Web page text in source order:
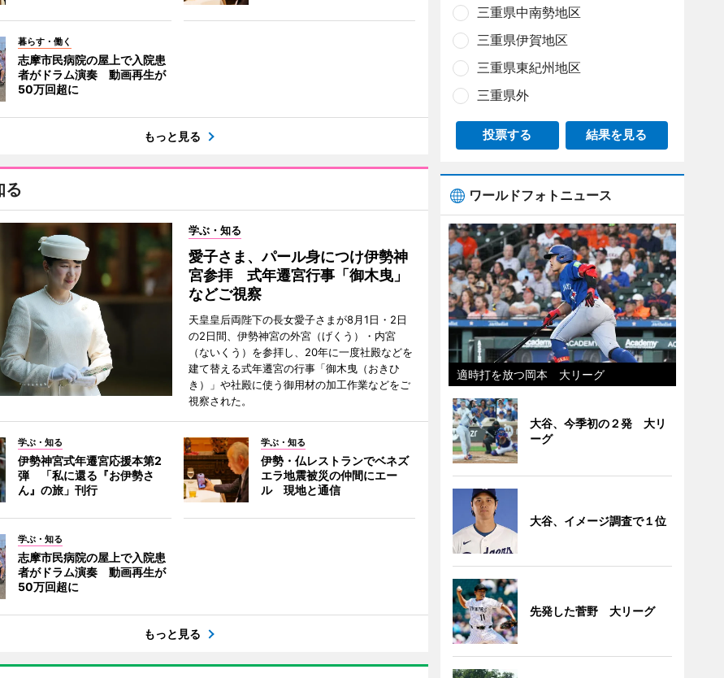
暮らす・働く
志摩市民病院の屋上で入院患
者がドラム演奏 動画再生が
50万回超に
もっと見る
る
学ぶ・知る
愛子さま、パール身につけ伊勢神
宮参拝 式年遷宮行事「御木曳」
などご視察
天皇皇后両陛下の長女愛子さまが8月1日・2日
の2日間、伊勢神宮の外宮（げくう）・内宮
（ないくう）を参拝し、20年に一度社殿などを
建て替える式年遷宮の行事「御木曳（おきひ
き）」や社殿に使う御用材の加工作業などをご
視察された。
学ぶ・知る
伊勢神宮式年遷宮応援本第2
弾 「私に還る『お伊勢さ
ん』の旅」刊行
学ぶ・知る
伊勢・仏レストランでベネズ
エラ地震被災の仲間にエー
ル 現地と通信
学ぶ・知る
志摩市民病院の屋上で入院患
者がドラム演奏 動画再生が
50万回超に
もっと見る
三重県中南勢地区
三重県伊賀地区
三重県東紀州地区
三重県外
投票する 結果を見る
ワールドフォトニュース
適時打を放つ岡本 大リーグ
大谷、今季初の２発 大リ
ーグ
大谷、イメージ調査で１位
先発した菅野 大リーグ